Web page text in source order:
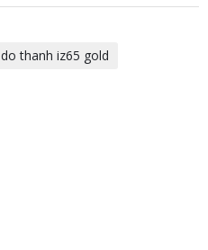
do thanh iz65 gold